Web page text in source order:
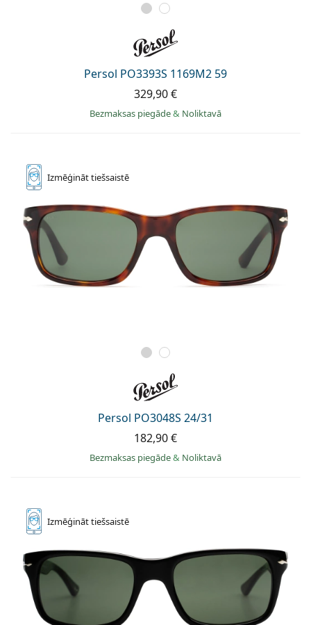
Persol PO3393S 1169M2 59
329,90 €
Bezmaksas piegāde& Noliktavā
Izmēģināttiešsaistē
Persol PO3048S 24/31
182,90 €
Bezmaksas piegāde& Noliktavā
Izmēģināttiešsaistē